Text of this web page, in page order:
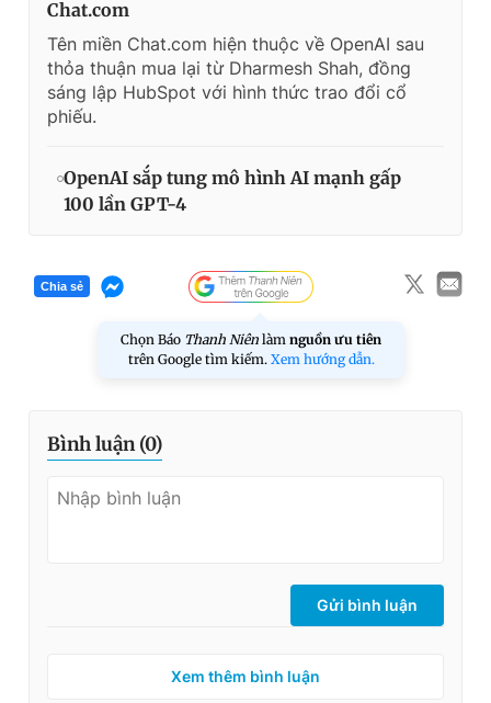
Chat.com
Tên miền Chat.com hiện thuộc về OpenAI sau
thỏa thuận mua lại từ Dharmesh Shah, đồng
sáng lập HubSpot với hình thức trao đổi cổ
phiếu.
OpenAI sắp tung mô hình AI mạnh gấp
100 lần GPT-4
Chia sẻ
Chọn Báo Thanh Niên làm nguồn ưu tiên
trên Google tìm kiếm. Xem hướng dẫn.
Bình luận (0)
Gửi bình luận
Xem thêm bình luận